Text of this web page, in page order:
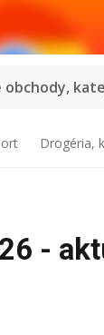
obchody,
Drogéria,
-